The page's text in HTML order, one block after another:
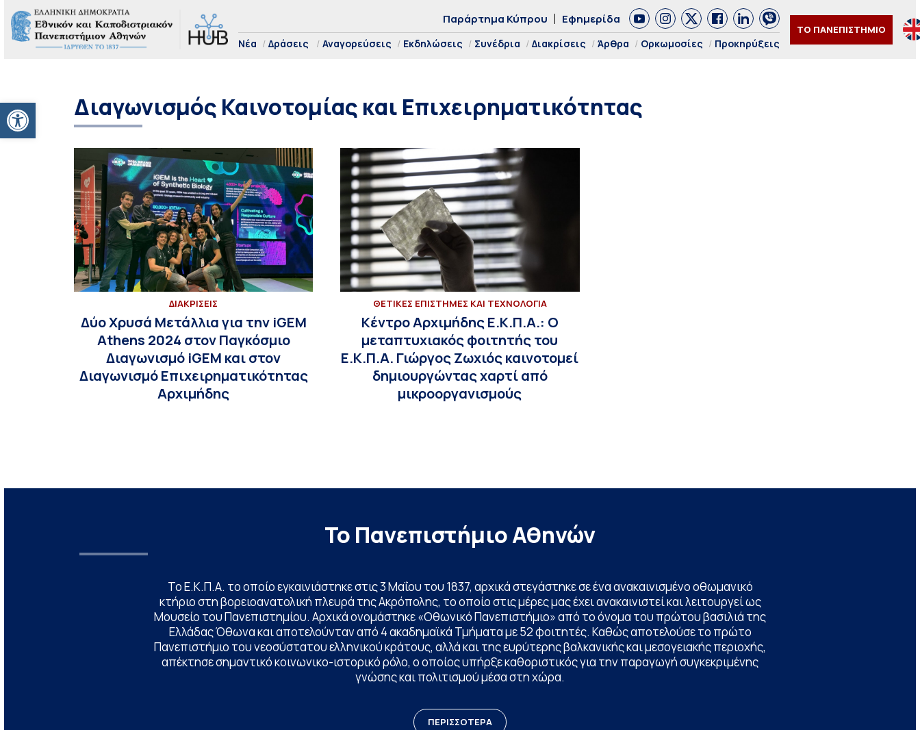
Ανοίξτε τη γραμμή εργαλείων
Παράρτημα Κύπρου Εφημερίδα
Νέα Δράσεις Αναγορεύσεις Εκδηλώσεις Συνέδρια Διακρίσεις Άρθρα Ορκωμοσίες Προκηρύξεις
ΤΟ ΠΑΝΕΠΙΣΤΗΜΙΟ
Διαγωνισμός Καινοτομίας και Επιχειρηματικότητας
ΔΙΑΚΡΙΣΕΙΣ
Δύο Χρυσά Μετάλλια για την iGEM
Athens 2024 στον Παγκόσμιο
Διαγωνισμό iGEM και στον
Διαγωνισμό Επιχειρηματικότητας
Αρχιμήδης
ΘΕΤΙΚΕΣ ΕΠΙΣΤΗΜΕΣ ΚΑΙ ΤΕΧΝΟΛΟΓΙΑ
Κέντρο Αρχιμήδης Ε.Κ.Π.Α.: Ο
μεταπτυχιακός φοιτητής του
Ε.Κ.Π.Α. Γιώργος Ζωχιός καινοτομεί
δημιουργώντας χαρτί από
μικροοργανισμούς
Το Πανεπιστήμιο Αθηνών
Το Ε.Κ.Π.Α. το οποίο εγκαινιάστηκε στις 3 Μαΐου του 1837, αρχικά στεγάστηκε σε ένα ανακαινισμένο οθωμανικό
κτήριο στη βορειοανατολική πλευρά της Ακρόπολης, το οποίο στις μέρες μας έχει ανακαινιστεί και λειτουργεί ως
Μουσείο του Πανεπιστημίου. Αρχικά ονομάστηκε «Οθωνικό Πανεπιστήμιο» από το όνομα του πρώτου βασιλιά της
Ελλάδας Όθωνα και αποτελούνταν από 4 ακαδημαϊκά Τμήματα με 52 φοιτητές. Καθώς αποτελούσε το πρώτο
Πανεπιστήμιο του νεοσύστατου ελληνικού κράτους, αλλά και της ευρύτερης βαλκανικής και μεσογειακής περιοχής,
απέκτησε σημαντικό κοινωνικο-ιστορικό ρόλο, ο οποίος υπήρξε καθοριστικός για την παραγωγή συγκεκριμένης
γνώσης και πολιτισμού μέσα στη χώρα.
ΠΕΡΙΣΣΟΤΕΡΑ